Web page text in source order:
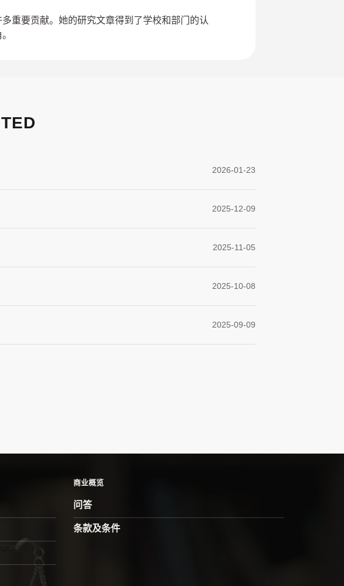
重要贡献。她的研究文章得到了学校和部门的认
2026-01-23
2025-12-09
2025-11-05
2025-10-08
2025-09-09
商业概览
问答
条款及条件